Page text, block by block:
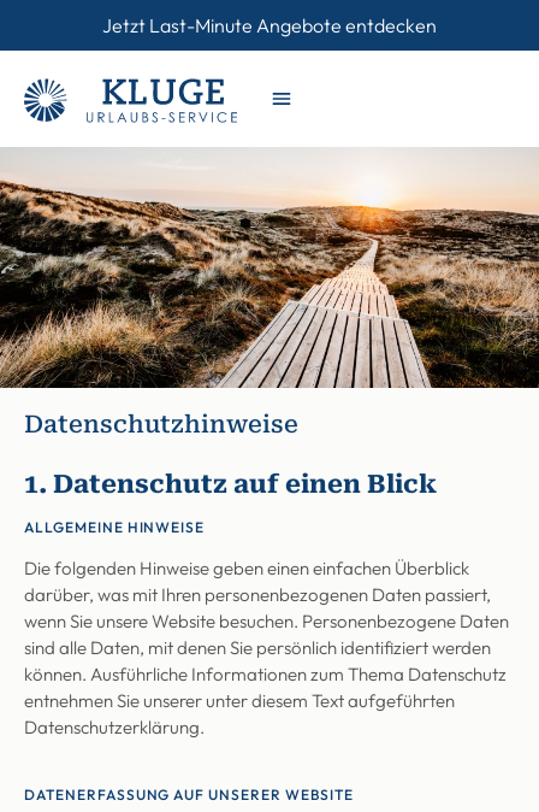
Jetzt Last-Minute Angebote entdecken
Datenschutzhinweise
1. Datenschutz auf einen Blick
ALLGEMEINE HINWEISE
Die folgenden Hinweise geben einen einfachen Überblick
darüber, was mit Ihren personenbezogenen Daten passiert,
wenn Sie unsere Website besuchen. Personenbezogene Daten
sind alle Daten, mit denen Sie persönlich identifiziert werden
können. Ausführliche Informationen zum Thema Datenschutz
entnehmen Sie unserer unter diesem Text aufgeführten
Datenschutzerklärung.
DATENERFASSUNG AUF UNSERER WEBSITE